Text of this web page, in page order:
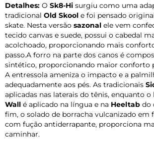
Detalhes: O Sk8-Hi surgiu como uma
tradicional Old Skool e foi pensado
skate. Nesta versão sazonal ele vem
tecido canvas e suede, possui o cabedal
acolchoado, proporcionando mais
passo.A forro na parte dos canos é
sintético, proporcionando maior conforto
A entressola ameniza o impacto e a
adequadamente aos pés. As tradicionais
aplicadas nas laterais do tênis, enquanto o
Wall é aplicado na língua e na Heeltab do
fim, o solado de borracha vulcanizado em
com fução antiderrapante, proporciona
caminhar.